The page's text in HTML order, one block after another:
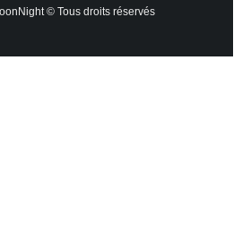
© Tous droits réservés